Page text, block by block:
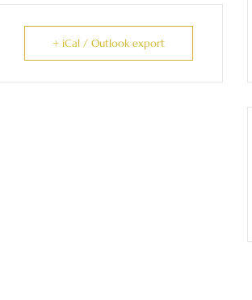
+ iCal / Outlook export